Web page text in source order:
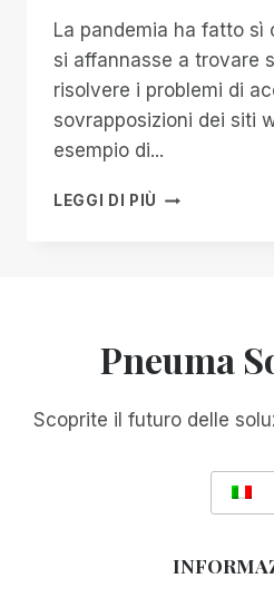
La pandemia ha fatto sì
si affannasse a trovare
risolvere i problemi di
sovrapposizioni dei siti
esempio di...
LEGGI DI PIÙ SCRIBE
AUMENTATA
Pneuma
Scoprite il futuro delle